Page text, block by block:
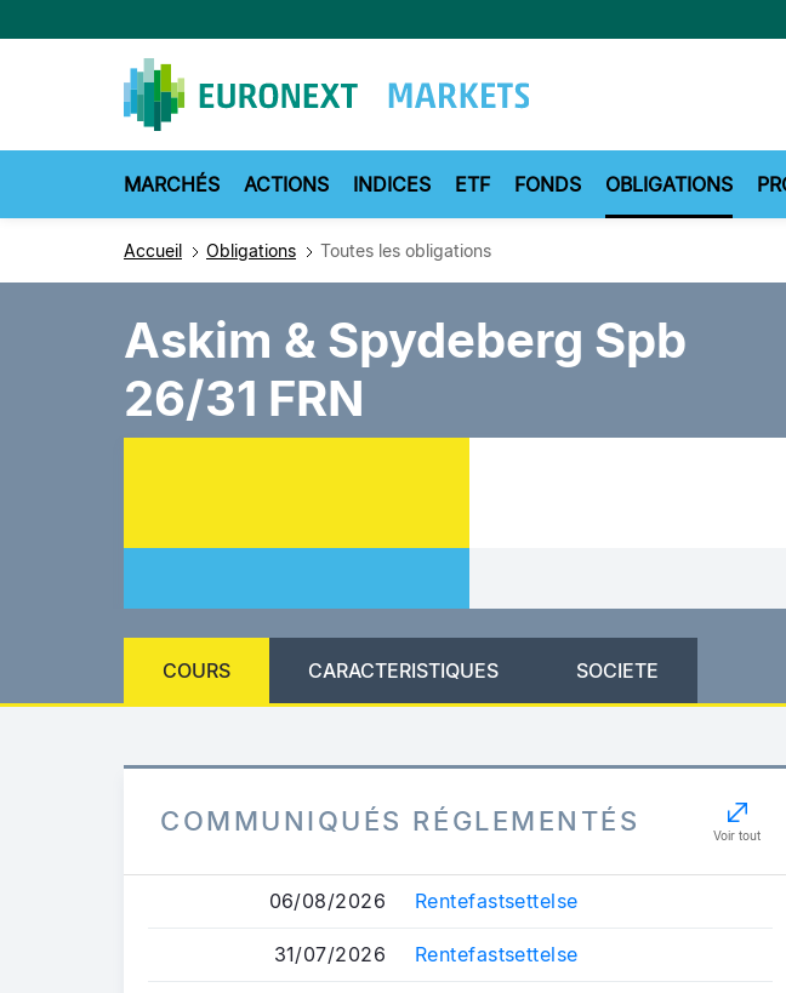
au
MARCHÉS ACTIONS INDICES ETF FONDS OBLIGATIONS
Accueil Obligations Toutes les obligations
Askim & Spydeberg Spb
26/31 FRN
COURS CARACTERISTIQUES SOCIETE
COMMUNIQUÉS RÉGLEMENTÉS Voir tout
06/08/2026 Rentefastsettelse
31/07/2026 Rentefastsettelse